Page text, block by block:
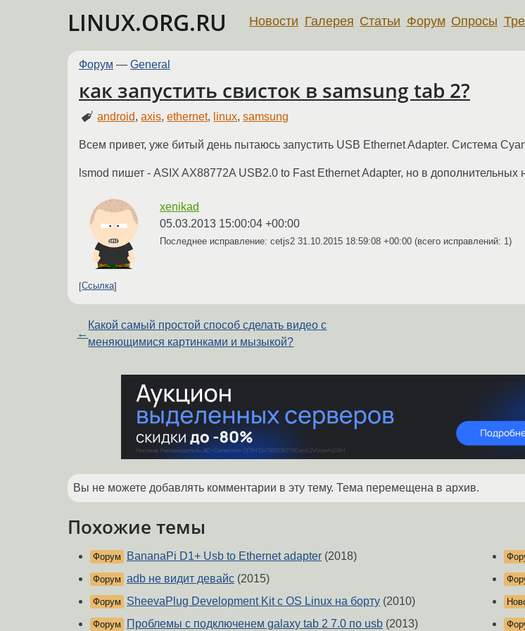
LINUX.ORG.RU Новости Галерея Статьи Форум Опросы
Форум — General
как запустить свисток в samsung tab 2?
android,axis,ethernet, linux,samsung
Всем привет, уже битый день пытаюсь запустить USB Ethernet Adapter. Система
lsmod пишет - ASIX AX88772A USB2.0 to Fast Ethernet Adapter, но в дополнительных
xenikad
05.03.2013 15:00:04 +00:00
Последнее исправление: cetjs2 31.10.2015 18:59:08 +00:00 (всего исправлений: 1)
Ссылка
←
Какой самый простой способ сделать видео с
меняющимися картинками и мызыкой?
Вы не можете добавлять комментарии в эту тему. Тема перемещена в архив.
Похожие темы
Форум BananaPi D1+ Usb to Ethernet adapter (2018)
Форум adb не видит девайс (2015)
Форум SheevaPlug Development Kit c OS Linux на борту (2010)
Форум Проблемы с подключенем galaxy tab 2 7.0 по usb (2013)